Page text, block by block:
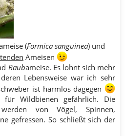
(Formica sanguinea) und
Ameisen
Raubameise. Es lohnt sich mehr
Lebensweise war ich sehr
ist harmlos dagegen
Wildbienen gefährlich. Die
von Vögel, Spinnen,
gefressen. So schließt sich der